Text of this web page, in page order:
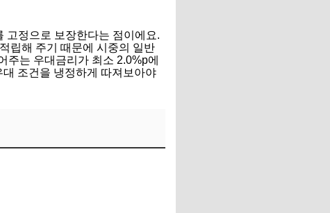
고정으로 보장한다는 점이에요.
립해 주기 때문에 시중의 일반
주는 우대금리가 최소 2.0%p에
조건을 냉정하게 따져보아야